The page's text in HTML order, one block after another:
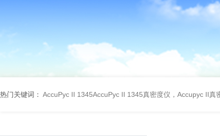
热门关键词： AccuPyc II 1345AccuPyc II 1345真密度仪，Accupyc II真